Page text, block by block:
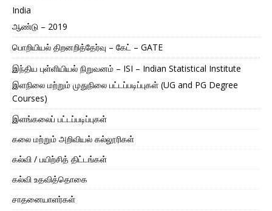
India
ஆண்டு – 2019
பொறியியல் திறனறித்தேர்வு – கேட் – GATE
இந்திய புள்ளியியல் நிறுவனம் – ISI – Indian Statistical Institute
இளநிலை மற்றும் முதுநிலை பட்டப்படிப்புகள் (UG and PG Degree
Courses)
இளங்கலைப் பட்டப்படிப்புகள்
கலை மற்றும் அறிவியல் கல்லூரிகள்
கல்வி / பயிற்சித் திட்டங்கள்
கல்வி உதவித்தொகை
சாதனையாளர்கள்